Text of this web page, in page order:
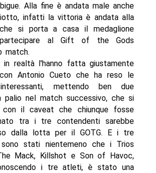
Alla fine è andata male anche
infatti la vittoria è andata alla
si porta a casa il medaglione
al Gift of the Gods
match.
in realtà l'hanno fatta giustamente
Antonio Cueto che ha reso le
mettendo ben due
palio nel match successivo, che si
il caveat che chiunque fosse
tra i tre contendenti sarebbe
dalla lotta per il GOTG. E i tre
stati nientemeno che i Trios
Mack, Killshot e Son of Havoc,
i tre atleti, è stato una